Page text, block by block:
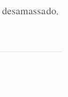
desamassado,